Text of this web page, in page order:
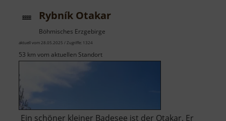
Rybník Otakar
Böhmisches Erzgebirge
aktuell vom 28.05.2025 / Zugriffe: 1324
53 km vom aktuellen Standort
Ein schöner kleiner Badesee ist der Otakar. Er